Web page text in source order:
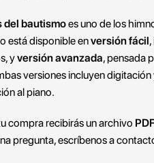
del bautismoes uno de los
está disponible enversión fácil
yversión avanzada, pensada
versiones incluyen
al piano.
compra recibirás un archivo
pregunta, escríbenos a